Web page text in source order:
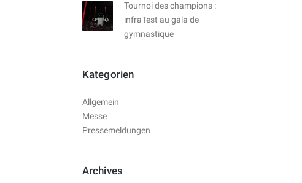
Tournoi des champions :
infraTest au gala de
gymnastique
Kategorien
Allgemein
Messe
Pressemeldungen
Archives